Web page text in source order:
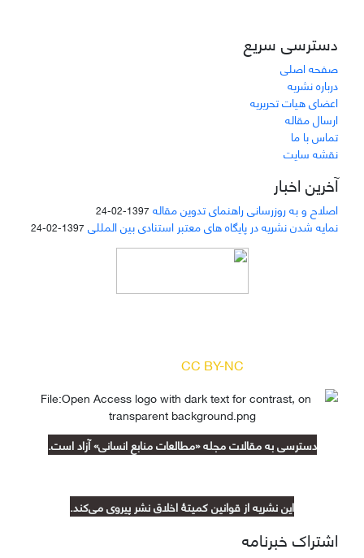
دسترسی سریع
صفحه اصلی
درباره نشریه
اعضای هیات تحریریه
ارسال مقاله
تماس با ما
نقشه سایت
آخرین اخبار
اصلاح و به روزرسانی راهنمای تدوین مقاله 1397-02-24
نمایه شدن نشریه در پایگاه های معتبر استنادی بین المللی 1397-02-24
CC BY-NC
دسترسی به مقالات مجله «مطالعات منابع انسانی» آزاد است.
این نشریه از قوانین کمیتۀ اخلاق نشر پیروی می‌کند.
اشتراک خبرنامه